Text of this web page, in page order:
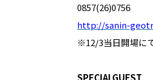
0857(26)0756
http://sanin-
※12/3当日開場に
SPECIALGUEST